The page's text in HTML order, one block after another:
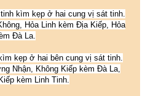
kìm kẹp ở hai cung vị sát tinh.
Hỏa Linh kèm Địa Kiếp, Hỏa
Đà La.
kẹp ở hai bên cung vị sát tinh.
Nhận, Không Kiếp kèm Đà La,
kèm Linh Tinh.